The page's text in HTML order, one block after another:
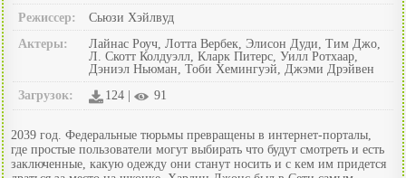
Режиссер:
Сьюзи Хэйлвуд
Актеры:
Лайнас Роуч, Лотта Вербек, Элисон Дуди, Тим Джо,
Л. Скотт Колдуэлл, Кларк Питерс, Уилл Ротхаар,
Дэниэл Ньюман, Тоби Хемингуэй, Джэми Дрэйвен
Загрузок:
124 | 91
2039 год. Федеральные тюрьмы превращены в интернет-порталы,
где простые пользователи могут выбирать что будут смотреть и есть
заключенные, какую одежду они станут носить и с кем им придется